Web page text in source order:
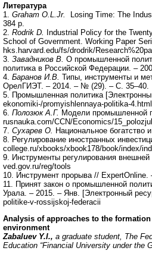
Литература
1. Graham O.L.Jr.
Losing Time: The
384 p.
2. Rodrik D. Industrial Policy for the
School of Government. Working Paper
hks.harvard.edu/fs/drodrik/
3. Завадников В. О промышленной
политика в Российской Федерации. –
4. Баранов И.В. Типы, инструменты и
ОрелГИЭТ. – 2014. – № (29). – С. 35–40.
5. Промышленная политика
ekonomiki-/promyishlennaya-politika-4.html
6. Полозюк А.Г. Модели промышленной
rusnauka.com/CCN/Economics/
7. Сухарев О. Национальноe богатство
8. Регулирование иностранных
college.ru/xbooks/xbook178/book/index/
9. Инструменты регулирования
ved.gov.ru/reg/tools
10. Инструмент прорыва // ExpertOnline.
11. Принят закон о промышленной
Урала. – 2015. – Янв. [Электронный
politike-v-rossijskoj-federacii
Analysis of approaches to the
environment
Zabaluev Y.I., a graduate student, The
Education “Financial University under the